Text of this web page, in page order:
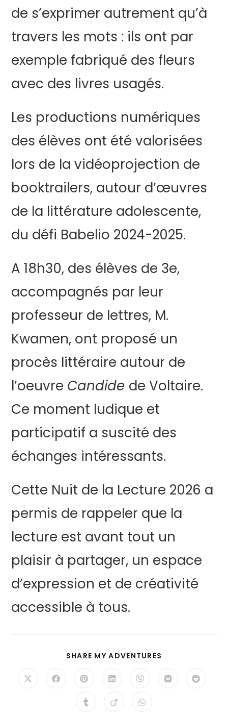
de s’exprimer autrement qu’à
travers les mots : ils ont par
exemple fabriqué des fleurs
avec des livres usagés.
Les productions numériques
des élèves ont été valorisées
lors de la vidéoprojection de
booktrailers, autour d’œuvres
de la littérature adolescente,
du défi Babelio 2024-2025.
A 18h30, des élèves de 3e,
accompagnés par leur
professeur de lettres, M.
Kwamen, ont proposé un
procès littéraire autour de
l’oeuvre Candide de Voltaire.
Ce moment ludique et
participatif a suscité des
échanges intéressants.
Cette Nuit de la Lecture 2026 a
permis de rappeler que la
lecture est avant tout un
plaisir à partager, un espace
d’expression et de créativité
accessible à tous.
SHARE MY ADVENTURES